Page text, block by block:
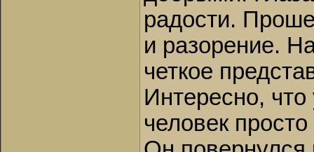
радости.
и разорение.
четкое
Интересно,
человек